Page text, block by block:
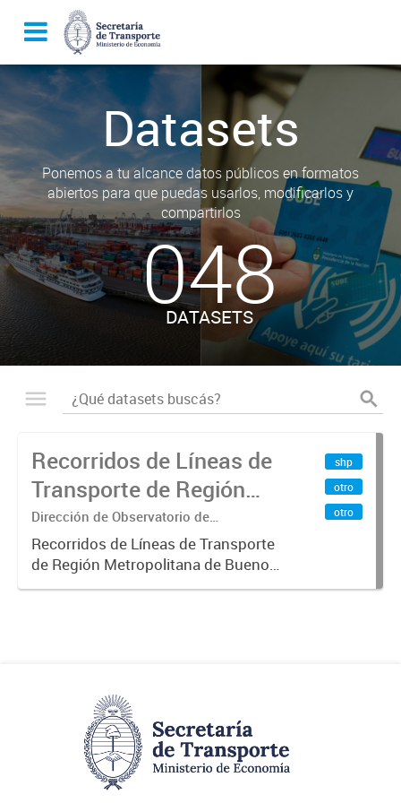
Datasets
Ponemos a tu alcance datos públicos en formatos
abiertos para que puedas usarlos, modificarlos y
compartirlos
048
DATASETS
Recorridos de Líneas de
Transporte de Región
Metropolitana de
Buenos Aires (RMBA)
Dirección de Observatorio de
Transporte, Estudio y Sistemas
Recorridos de Líneas de Transporte
de Región Metropolitana de Buenos
Aires (RMBA).-
shp
otro
otro